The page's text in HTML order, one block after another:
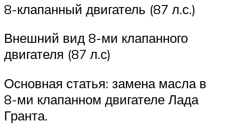
8-клапанный двигатель (87 л.с.)
Внешний вид 8-ми клапанного
двигателя (87 л.с)
Основная статья: замена масла в
8-ми клапанном двигателе Лада
Гранта.